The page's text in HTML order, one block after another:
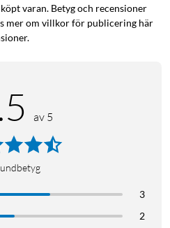
varan. Betyg och recensioner
mer om villkor för publicering här
av 5
3
2